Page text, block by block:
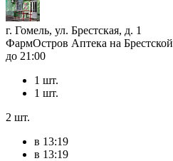
г. Гомель, ул. Брестская, д. 1
ФармОстров Аптека на Брестской
до 21:00
1 шт.
1 шт.
2 шт.
в 13:19
в 13:19